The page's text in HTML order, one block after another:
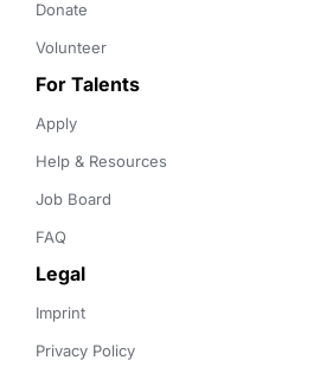
Donate
Volunteer
For Talents
Apply
Help & Resources
Job Board
FAQ
Legal
Imprint
Privacy Policy